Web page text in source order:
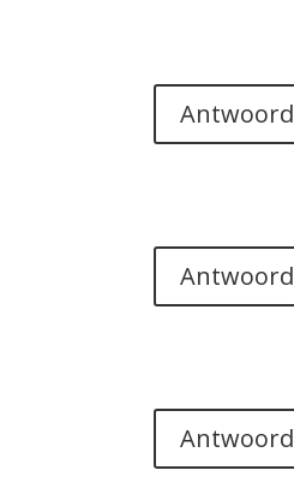
Antwoord
Antwoord
Antwoord